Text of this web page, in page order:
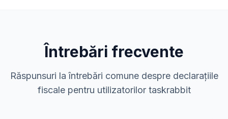
Întrebări frecvente
Răspunsuri la întrebări comune despre declarațiile
fiscale pentru utilizatorilor taskrabbit